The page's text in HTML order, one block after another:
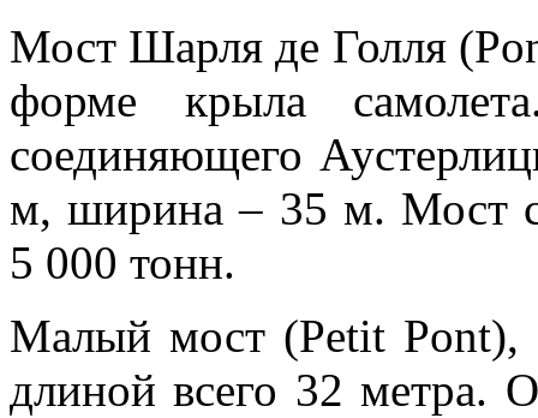
Мост Шарля де Голля
форме крыла
соединяющего
м, ширина – 35 м. Мост
5 000 тонн.
Малый мост (Petit Pont),
длиной всего 32 метра.